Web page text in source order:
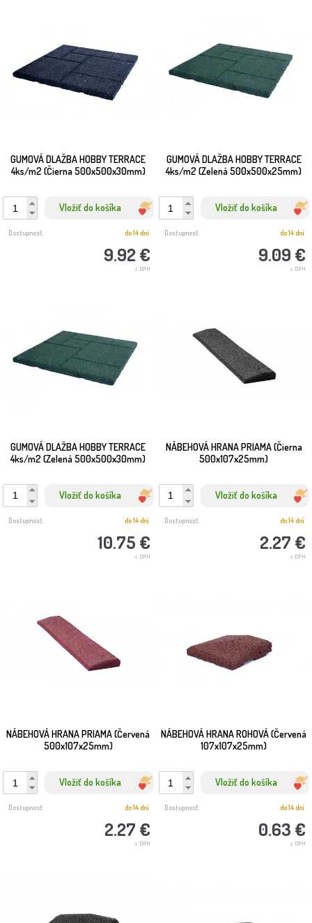
GUMOVÁ DLAŽBA HOBBY TERRACE
4ks/m2 (Čierna 500x500x30mm)
Vložiť do košíka
9.92 €
s DPH
Dostupnosť: do 14 dní
GUMOVÁ DLAŽBA HOBBY TERRACE
4ks/m2 (Zelená 500x500x25mm)
Vložiť do košíka
9.09 €
s DPH
Dostupnosť: do 14 dní
GUMOVÁ DLAŽBA HOBBY TERRACE
4ks/m2 (Zelená 500x500x30mm)
Vložiť do košíka
10.75 €
s DPH
Dostupnosť: do 14 dní
NÁBEHOVÁ HRANA PRIAMA (Čierna
500x107x25mm)
Vložiť do košíka
2.27 €
s DPH
Dostupnosť: do 14 dní
NÁBEHOVÁ HRANA PRIAMA (Červená
500x107x25mm)
Vložiť do košíka
2.27 €
s DPH
Dostupnosť: do 14 dní
NÁBEHOVÁ HRANA ROHOVÁ (Červená
107x107x25mm)
Vložiť do košíka
0.63 €
s DPH
Dostupnosť: do 14 dní